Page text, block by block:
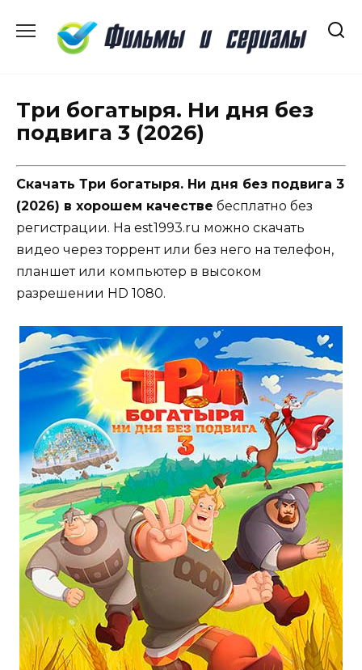
содержанию
Три богатыря. Ни дня без
подвига 3 (2026)
Скачать Три богатыря. Ни дня без подвига 3
(2026) в хорошем качестве бесплатно без
регистрации. На est1993.ru можно скачать
видео через торрент или без него на телефон,
планшет или компьютер в высоком
разрешении HD 1080.